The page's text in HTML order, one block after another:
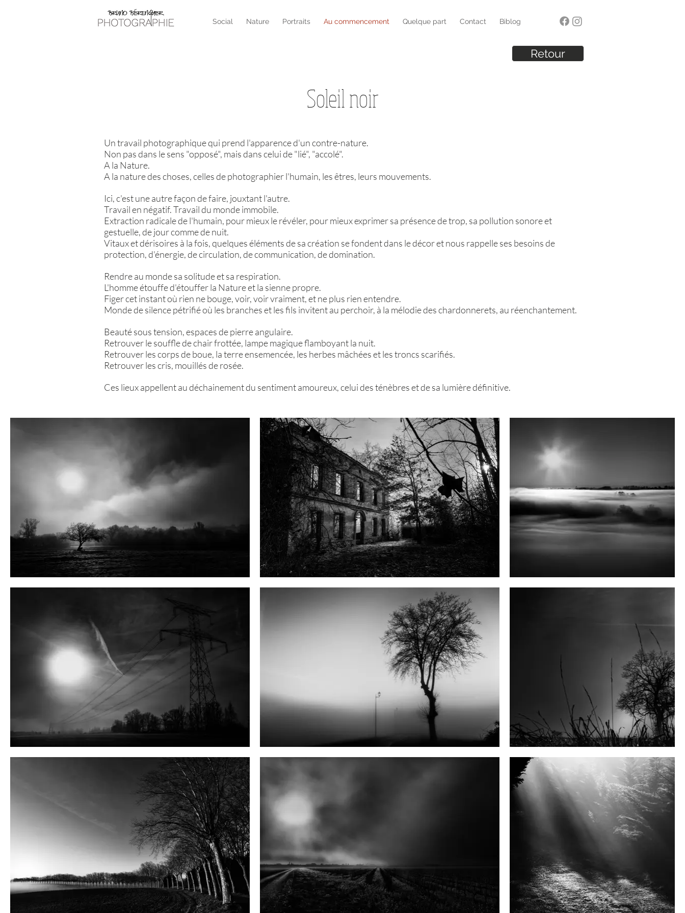
Social Nature Portraits Au commencement Quelque part Contact Biblog
Retour
Soleil noir
Un travail photographique qui prend l'apparence d'un contre-nature.
Non pas dans le sens "opposé", mais dans celui de "lié", "accolé".
A la Nature.
A la nature des choses, celles de photographier l'humain, les êtres, leurs mouvements.
Ici, c'est une autre façon de faire, jouxtant l'autre.
Travail en négatif. Travail du monde immobile.
Extraction radicale de l'humain, pour mieux le révéler, pour mieux exprimer sa présence de trop, sa pollution sonore et
gestuelle, de jour comme de nuit.
Vitaux et dérisoires à la fois, quelques éléments de sa création se fondent dans le décor et nous rappelle ses besoins de
protection, d'énergie, de circulation, de communication, de domination.
Rendre au monde sa solitude et sa respiration.
L'homme étouffe d'étouffer la Nature et la sienne propre.
Figer cet instant où rien ne bouge, voir, voir vraiment, et ne plus rien entendre.
Monde de silence pétrifié où les branches et les fils invitent au perchoir, à la mélodie des chardonnerets, au réenchantement.
Beauté sous tension, espaces de pierre angulaire.
Retrouver le souffle de chair frottée, lampe magique flamboyant la nuit.
Retrouver les corps de boue, la terre ensemencée, les herbes mâchées et les troncs scarifiés.
Retrouver les cris, mouillés de rosée.
Ces lieux appellent au déchainement du sentiment amoureux, celui des ténèbres et de sa lumière définitive.